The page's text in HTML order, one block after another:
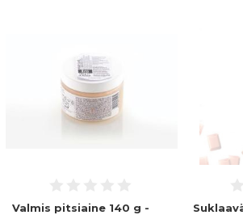
Valmis pitsiaine 140 g -